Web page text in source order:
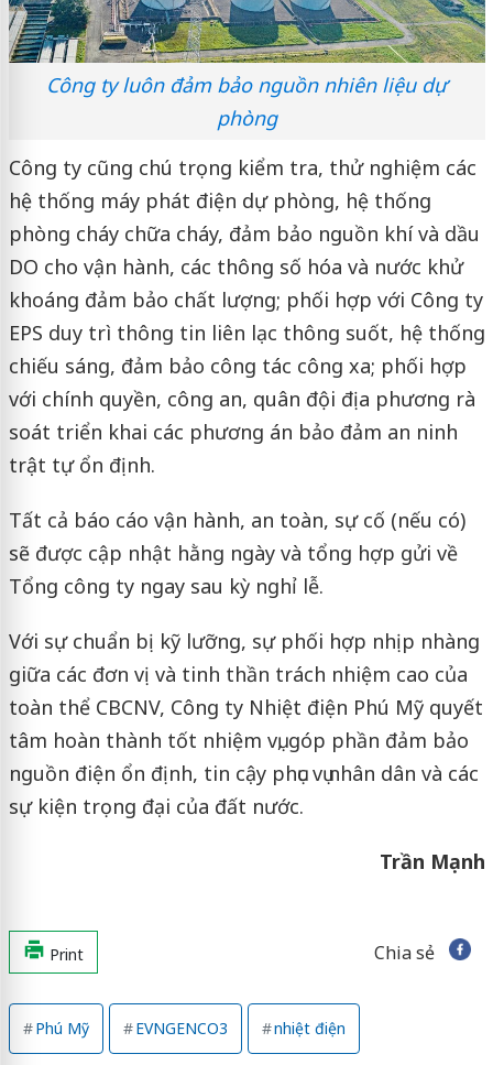
Công ty luôn đảm bảo nguồn nhiên liệu dự
phòng
Công ty cũng chú trọng kiểm tra, thử nghiệm các
hệ thống máy phát điện dự phòng, hệ thống
phòng cháy chữa cháy, đảm bảo nguồn khí và dầu
DO cho vận hành, các thông số hóa và nước khử
khoáng đảm bảo chất lượng; phối hợp với Công ty
EPS duy trì thông tin liên lạc thông suốt, hệ thống
chiếu sáng, đảm bảo công tác công xa; phối hợp
với chính quyền, công an, quân đội địa phương rà
soát triển khai các phương án bảo đảm an ninh
trật tự ổn định.
Tất cả báo cáo vận hành, an toàn, sự cố (nếu có)
sẽ được cập nhật hằng ngày và tổng hợp gửi về
Tổng công ty ngay sau kỳ nghỉ lễ.
Với sự chuẩn bị kỹ lưỡng, sự phối hợp nhịp nhàng
giữa các đơn vị và tinh thần trách nhiệm cao của
toàn thể CBCNV, Công ty Nhiệt điện Phú Mỹ quyết
tâm hoàn thành tốt nhiệm vụ, góp phần đảm bảo
nguồn điện ổn định, tin cậy phục vụ nhân dân và các
sự kiện trọng đại của đất nước.
Trần Mạnh
Print Chia sẻ
Phú Mỹ EVNGENCO3 nhiệt điện